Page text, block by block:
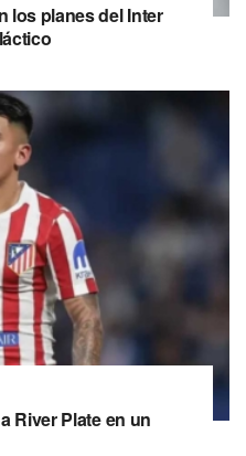
los planes del Inter
River Plate en un